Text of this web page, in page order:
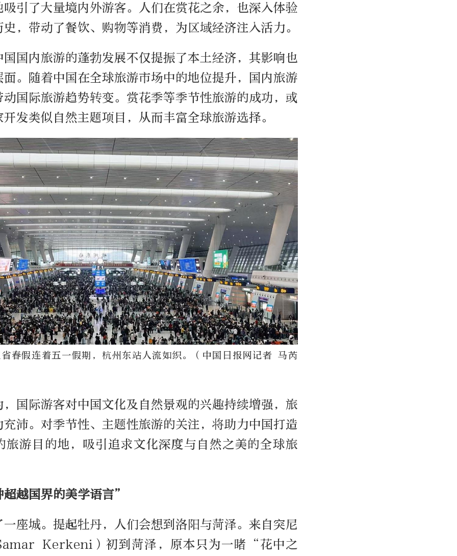
引了大量境内外游客。人们在赏花之余，也深入体验
，带动了餐饮、购物等消费，为区域经济注入活力。
国内旅游的蓬勃发展不仅提振了本土经济，其影响也
。随着中国在全球旅游市场中的地位提升，国内旅游
国际旅游趋势转变。赏花季等季节性旅游的成功，或
发类似自然主题项目，从而丰富全球旅游选择。
春假连着五一假期，杭州东站人流如织。（中国日报网记者 马芮
国际游客对中国文化及自然景观的兴趣持续增强，旅
沛。对季节性、主题性旅游的关注，将助力中国打造
旅游目的地，吸引追求文化深度与自然之美的全球旅
越国界的美学语言”
座城。提起牡丹，人们会想到洛阳与菏泽。来自突尼
Kerkeni）初到菏泽，原本只为一睹“花中之